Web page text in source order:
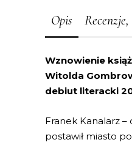
Opis
Wznowienie
Witolda
debiut literacki
Franek Kanalarz
postawił miasto